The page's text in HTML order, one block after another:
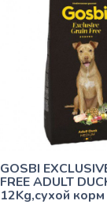
GOSBI
FREE ADULT
12Kg,сухой